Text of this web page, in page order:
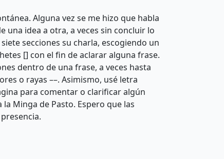
Alguna vez se me hizo que habla
una idea a otra, a veces sin concluir lo
secciones su charla, escogiendo un
[] con el fin de aclarar alguna frase.
dentro de una frase, a veces hasta
o rayas ––. Asimismo, usé letra
para comentar o clarificar algún
Minga de Pasto. Espero que las